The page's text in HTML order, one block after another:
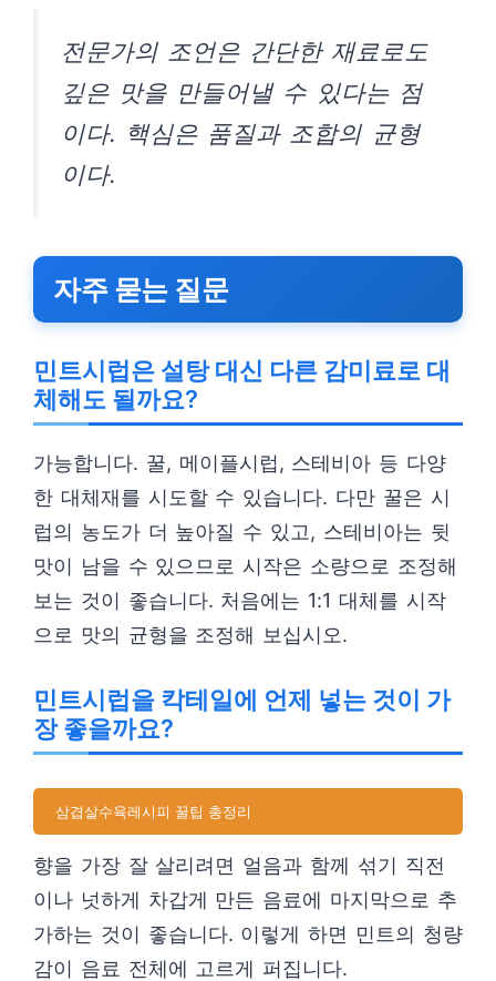
전문가의 조언은 간단한 재료로도
깊은 맛을 만들어낼 수 있다는 점
이다. 핵심은 품질과 조합의 균형
이다.
자주 묻는 질문
민트시럽은 설탕 대신 다른 감미료로 대
체해도 될까요?
가능합니다. 꿀, 메이플시럽, 스테비아 등 다양
한 대체재를 시도할 수 있습니다. 다만 꿀은 시
럽의 농도가 더 높아질 수 있고, 스테비아는 뒷
맛이 남을 수 있으므로 시작은 소량으로 조정해
보는 것이 좋습니다. 처음에는 1:1 대체를 시작
으로 맛의 균형을 조정해 보십시오.
민트시럽을 칵테일에 언제 넣는 것이 가
장 좋을까요?
삼겹살수육레시피 꿀팁 총정리
향을 가장 잘 살리려면 얼음과 함께 섞기 직전
이나 넛하게 차갑게 만든 음료에 마지막으로 추
가하는 것이 좋습니다. 이렇게 하면 민트의 청량
감이 음료 전체에 고르게 퍼집니다.